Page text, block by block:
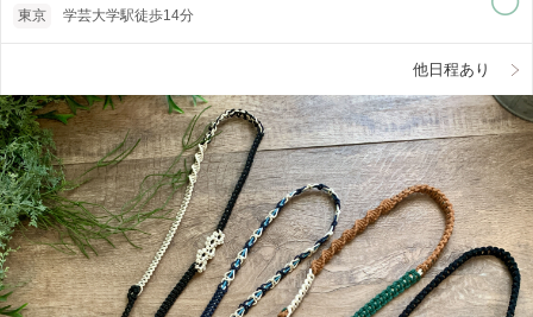
東京 学芸大学駅徒歩14分
他日程あり